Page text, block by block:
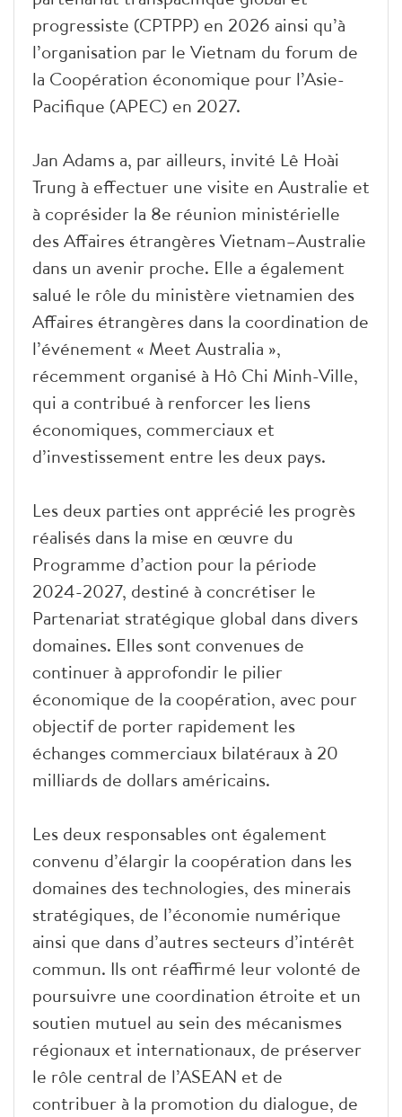
progressiste (CPTPP) en 2026 ainsi qu’à
l’organisation par le Vietnam du forum de
la Coopération économique pour l’Asie-
Pacifique (APEC) en 2027.
Jan Adams a, par ailleurs, invité Lê Hoài
Trung à effectuer une visite en Australie et
à coprésider la 8e réunion ministérielle
des Affaires étrangères Vietnam–Australie
dans un avenir proche. Elle a également
salué le rôle du ministère vietnamien des
Affaires étrangères dans la coordination de
l’événement « Meet Australia »,
récemment organisé à Hô Chi Minh-Ville,
qui a contribué à renforcer les liens
économiques, commerciaux et
d’investissement entre les deux pays.
Les deux parties ont apprécié les progrès
réalisés dans la mise en œuvre du
Programme d’action pour la période
2024-2027, destiné à concrétiser le
Partenariat stratégique global dans divers
domaines. Elles sont convenues de
continuer à approfondir le pilier
économique de la coopération, avec pour
objectif de porter rapidement les
échanges commerciaux bilatéraux à 20
milliards de dollars américains.
Les deux responsables ont également
convenu d’élargir la coopération dans les
domaines des technologies, des minerais
stratégiques, de l’économie numérique
ainsi que dans d’autres secteurs d’intérêt
commun. Ils ont réaffirmé leur volonté de
poursuivre une coordination étroite et un
soutien mutuel au sein des mécanismes
régionaux et internationaux, de préserver
le rôle central de l’ASEAN et de
contribuer à la promotion du dialogue, de